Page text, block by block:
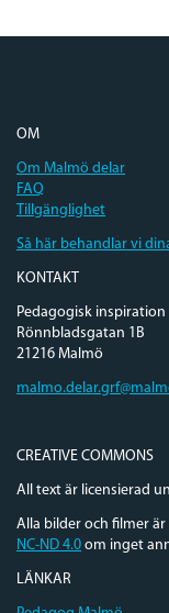
OM
Om Malmö delar
FAQ
Tillgänglighet
Så här behandlar vi
KONTAKT
Pedagogisk inspiration
Rönnbladsgatan 1B
21216 Malmö
CREATIVE COMMONS
All text är licensierad
Alla bilder och filmer
NC-ND 4.0 om inget
LÄNKAR